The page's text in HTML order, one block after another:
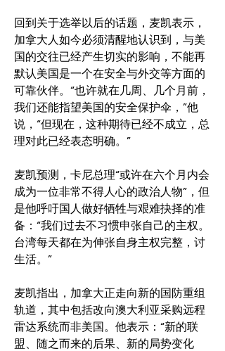
回到关于选举以后的话题，麦凯表示，
加拿大人如今必须清醒地认识到，与美
国的交往已经产生切实的影响，不能再
默认美国是一个在安全与外交等方面的
可靠伙伴。“也许就在几周、几个月前，
我们还能指望美国的安全保护伞，”他
说，“但现在，这种期待已经不成立，总
理对此已经表态明确。”
麦凯预测，卡尼总理“或许在六个月内会
成为一位非常不得人心的政治人物”，但
是他呼吁国人做好牺牲与艰难抉择的准
备：“我们过去不习惯申张自己的主权。
台湾每天都在为伸张自身主权完整，讨
生活。”
麦凯指出，加拿大正走向新的国防重组
轨道，其中包括改向澳大利亚采购远程
雷达系统而非美国。他表示：“新的联
盟、随之而来的后果、新的局势变化